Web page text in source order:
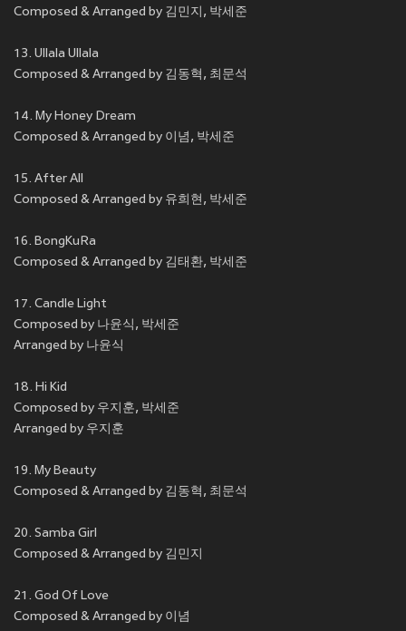
Composed & Arranged by 김민지, 박세준
13. Ullala Ullala
Composed & Arranged by 김동혁, 최문석
14. My Honey Dream
Composed & Arranged by 이념, 박세준
15. After All
Composed & Arranged by 유희현, 박세준
16. BongKuRa
Composed & Arranged by 김태환, 박세준
17. Candle Light
Composed by 나윤식, 박세준
Arranged by 나윤식
18. Hi Kid
Composed by 우지훈, 박세준
Arranged by 우지훈
19. My Beauty
Composed & Arranged by 김동혁, 최문석
20. Samba Girl
Composed & Arranged by 김민지
21. God Of Love
Composed & Arranged by 이념